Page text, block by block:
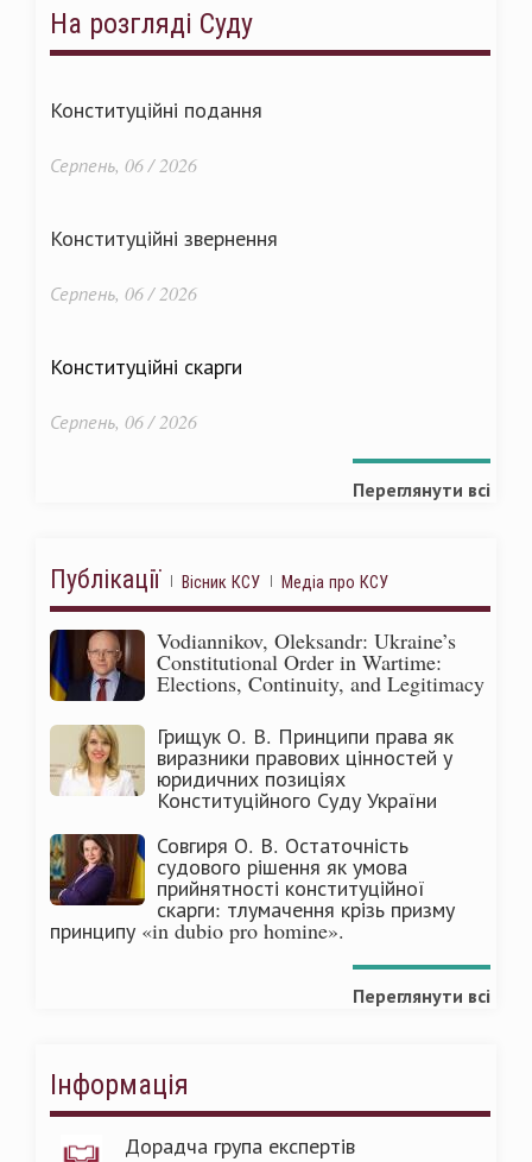
На розгляді Суду
Конституційні подання
Серпень, 06 / 2026
Конституційні звернення
Серпень, 06 / 2026
Конституційні скарги
Серпень, 06 / 2026
Переглянути всі
Публікації Вісник КСУ Медіа про КСУ
Vodiannikov, Oleksandr: Ukraine’s
Constitutional Order in Wartime:
Elections, Continuity, and Legitimacy
Грищук О. В. Принципи права як
виразники правових цінностей у
юридичних позиціях
Конституційного Суду України
Совгиря О. В. Остаточність
судового рішення як умова
прийнятності конституційної
скарги: тлумачення крізь призму
принципу «in dubio pro homine».
Переглянути всі
Інформація
Дорадча група експертів